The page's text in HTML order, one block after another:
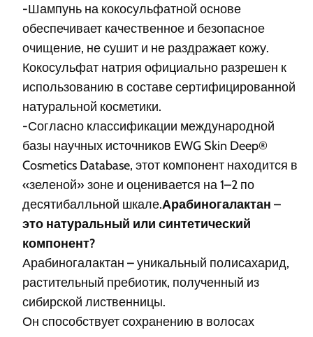
-Шампунь на кокосульфатной основе
обеспечивает качественное и безопасное
очищение, не сушит и не раздражает кожу.
Кокосульфат натрия официально разрешен к
использованию в составе сертифицированной
натуральной косметики.
-Согласно классификации международной
базы научных источников EWG Skin Deep®
Cosmetics Database, этот компонент находится в
«зеленой» зоне и оценивается на 1–2 по
десятибалльной шкале.Арабиногалактан –
это натуральный или синтетический
компонент?
Арабиногалактан – уникальный полисахарид,
растительный пребиотик, полученный из
сибирской лиственницы.
Он способствует сохранению в волосах